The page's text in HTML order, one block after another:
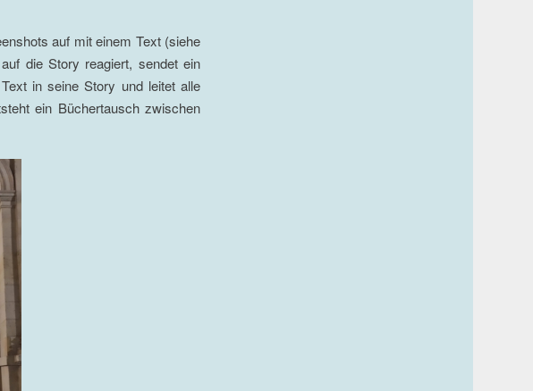
auf mit einem Text (siehe
die Story reagiert, sendet ein
in seine Story und leitet alle
ein Büchertausch zwischen